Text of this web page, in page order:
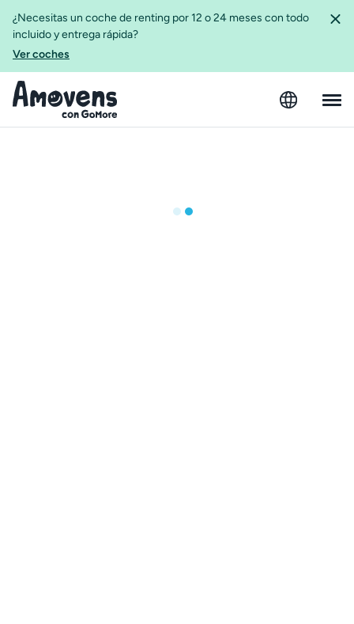
¿Necesitas un coche de renting por 12 o 24 meses con todo
incluido y entrega rápida?
Ver coches